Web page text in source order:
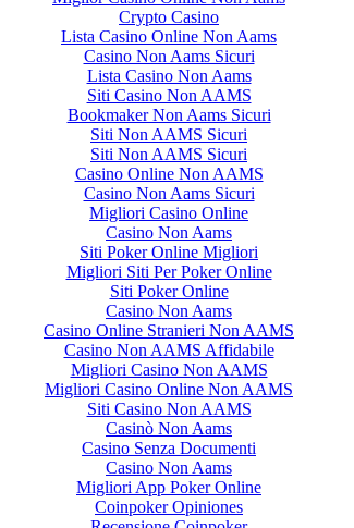
Crypto Casino
Lista Casino Online Non Aams
Casino Non Aams Sicuri
Lista Casino Non Aams
Siti Casino Non AAMS
Bookmaker Non Aams Sicuri
Siti Non AAMS Sicuri
Siti Non AAMS Sicuri
Casino Online Non AAMS
Casino Non Aams Sicuri
Migliori Casino Online
Casino Non Aams
Siti Poker Online Migliori
Migliori Siti Per Poker Online
Siti Poker Online
Casino Non Aams
Casino Online Stranieri Non AAMS
Casino Non AAMS Affidabile
Migliori Casino Non AAMS
Migliori Casino Online Non AAMS
Siti Casino Non AAMS
Casinò Non Aams
Casino Senza Documenti
Casino Non Aams
Migliori App Poker Online
Coinpoker Opiniones